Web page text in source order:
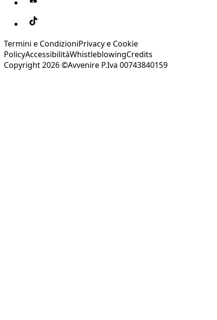
Termini e CondizioniPrivacy e Cookie
PolicyAccessibilitàWhistleblowingCredits
Copyright 2026 ©Avvenire P.Iva 00743840159